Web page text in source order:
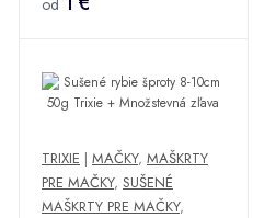
od
TRIXIE | MAČKY, MAŠKRTY
PRE MAČKY, SUŠENÉ
MAŠKRTY PRE MAČKY,